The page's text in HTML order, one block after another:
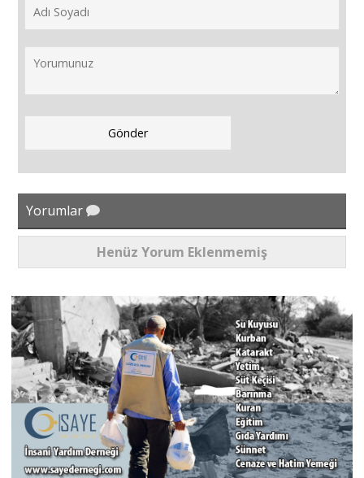
Yorumlar
Henüz Yorum Eklenmemiş